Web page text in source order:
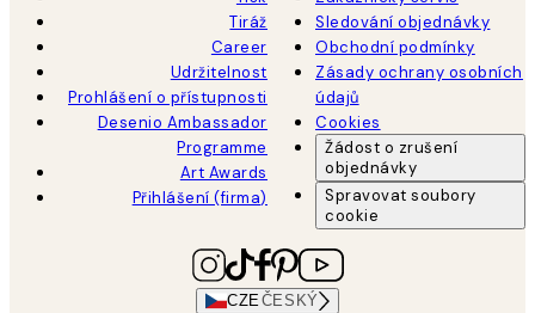
Tiráž
Career
Udržitelnost
Prohlášení o přístupnosti
Desenio Ambassador
Programme
Art Awards
Přihlášení (firma)
Sledování objednávky
Obchodní podmínky
Zásady ochrany osobních
údajů
Cookies
Žádost o zrušení
objednávky
Spravovat soubory
cookie
CZEČESKÝ